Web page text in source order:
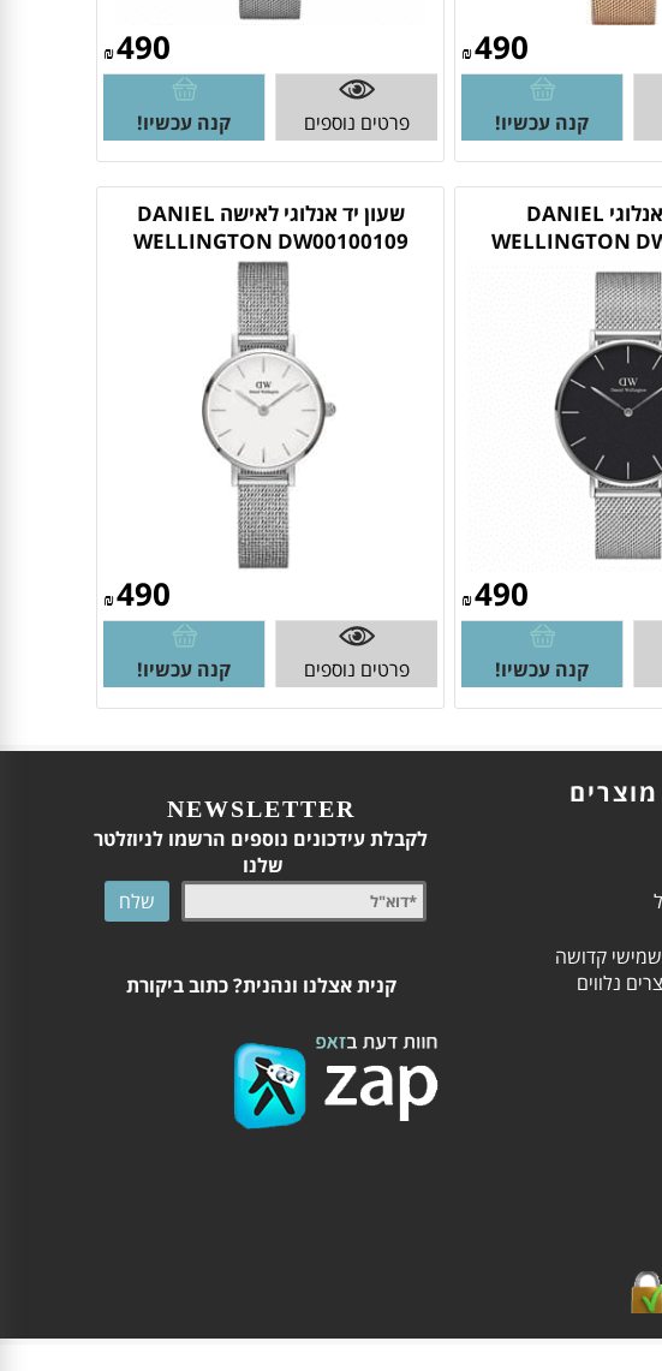
₪490
קנה עכשיו!
₪490
פרטים נוספים קנה עכשיו!
שעון יד אנלוגי DANIEL
WELLINGTON
₪490
קנה עכשיו!
שעון יד אנלוגי לאישה DANIEL
WELLINGTON DW00100109
₪490
פרטים נוספים קנה עכשיו!
קדושה
נלווים
NEWSLETTER
לקבלת עידכונים נוספים הרשמו לניוזלטר
שלנו
קנית אצלנו ונהנית? כתוב ביקורת